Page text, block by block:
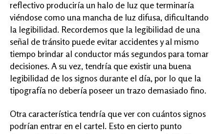
reflectivo produciría un halo de luz que terminaría
viéndose como una mancha de luz difusa, dificultando
la legibilidad. Recordemos que la legibilidad de una
señal de tránsito puede evitar accidentes y al mismo
tiempo brindar al conductor más segundos para tomar
decisiones. A su vez, tendría que existir una buena
legibilidad de los signos durante el día, por lo que la
tipografía no debería poseer un trazo demasiado fino.
Otra característica tendría que ver con cuántos signos
podrían entrar en el cartel. Esto en cierto punto